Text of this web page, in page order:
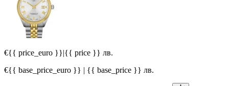
€{{ price_euro }}|{{ price }} лв.
€{{ base_price_euro }} | {{ base_price }} лв.